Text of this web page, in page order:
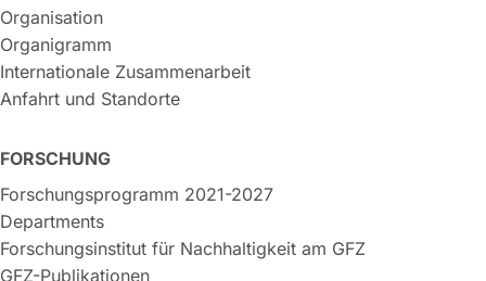
Organisation
Organigramm
Internationale Zusammenarbeit
Anfahrt und Standorte
FORSCHUNG
Forschungsprogramm 2021-2027
Departments
Forschungsinstitut für Nachhaltigkeit am GFZ
GFZ-Publikationen